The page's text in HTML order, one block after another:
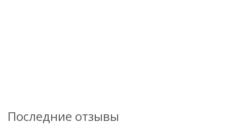
Последние отзывы